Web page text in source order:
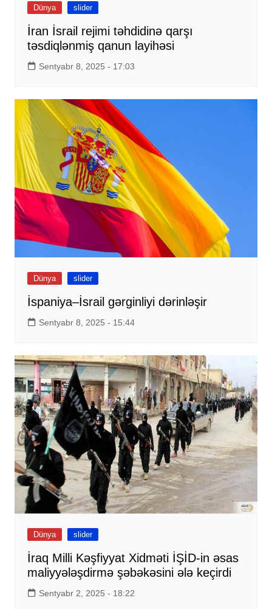
Dünya slider
İran İsrail rejimi təhdidinə qarşı
təsdiqlənmiş qanun layihəsi
Sentyabr 8, 2025 - 17:03
Dünya slider
İspaniya–İsrail gərginliyi dərinləşir
Sentyabr 8, 2025 - 15:44
Dünya slider
İraq Milli Kəşfiyyat Xidməti İŞİD-in əsas
maliyyələşdirmə şəbəkəsini ələ keçirdi
Sentyabr 2, 2025 - 18:22